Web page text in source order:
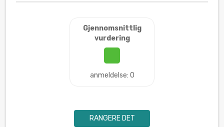
Gjennomsnittlig
vurdering
anmeldelse: 0
RANGERE DET